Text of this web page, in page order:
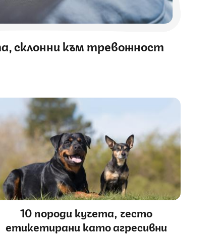
склонни към тревожност
10 породи кучета, често
етикетирани като агресивни